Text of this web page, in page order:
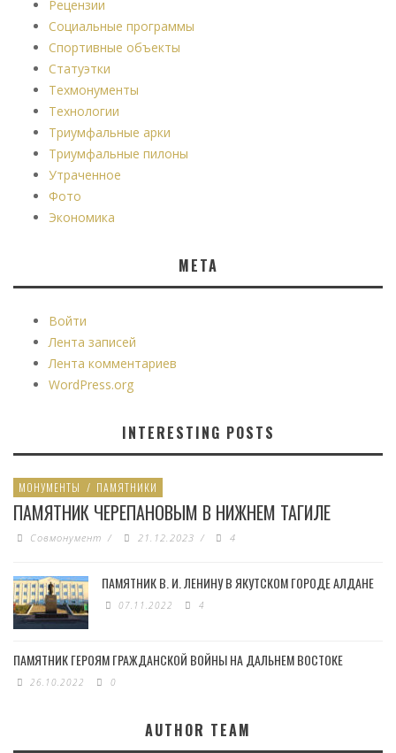
Рецензии
Социальные программы
Спортивные объекты
Статуэтки
Техмонументы
Технологии
Триумфальные арки
Триумфальные пилоны
Утраченное
Фото
Экономика
МЕТА
Войти
Лента записей
Лента комментариев
WordPress.org
INTERESTING POSTS
МОНУМЕНТЫ / ПАМЯТНИКИ
ПАМЯТНИК ЧЕРЕПАНОВЫМ В НИЖНЕМ ТАГИЛЕ
Совмонумент / 21.12.2023 / 4
ПАМЯТНИК В. И. ЛЕНИНУ В ЯКУТСКОМ ГОРОДЕ АЛДАНЕ
07.11.2022 4
ПАМЯТНИК ГЕРОЯМ ГРАЖДАНСКОЙ ВОЙНЫ НА ДАЛЬНЕМ ВОСТОКЕ
26.10.2022 0
AUTHOR TEAM